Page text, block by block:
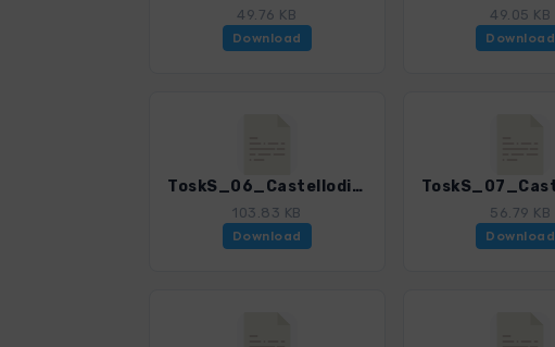
49.76 KB
Download
49.05 KB
Download
ToskS_06_CastellodiMeleto.gpx
103.83 KB
Download
56.79 KB
Download